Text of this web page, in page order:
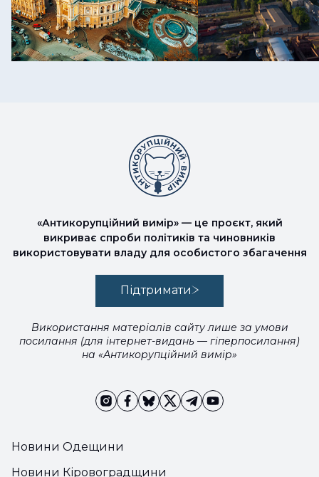
Новини Одещини
Новини Кіровоградщини
«Антикорупційний вимір» — це проєкт, який
викриває спроби політиків та чиновників
використовувати владу для особистого збагачення
Підтримати
Використання матеріалів сайту лише за умови
посилання (для інтернет-видань — гіперпосилання)
на «Антикорупційний вимір»